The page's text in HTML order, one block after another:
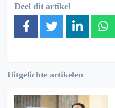
Deel dit artikel
Uitgelichte artikelen